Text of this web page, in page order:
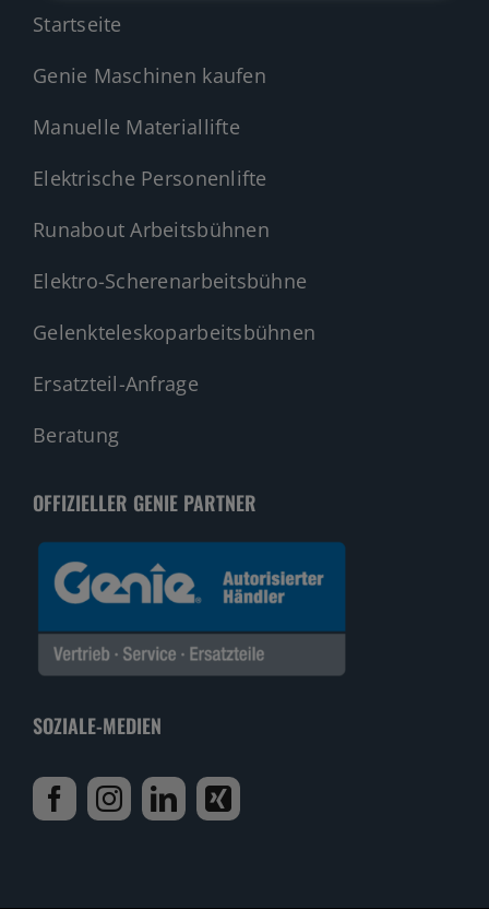
Startseite
Genie Maschinen kaufen
Manuelle Materiallifte
Elektrische Personenlifte
Runabout Arbeitsbühnen
Elektro-Scherenarbeitsbühne
Gelenkteleskoparbeitsbühnen
Ersatzteil-Anfrage
Beratung
OFFIZIELLER GENIE PARTNER
SOZIALE-MEDIEN